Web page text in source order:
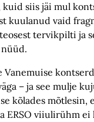
kuid siis jäi mul
kuulanud vaid
tervikpilti ja
– ja see mulje
kõlades mõtlesin,
ERSO viiulirühm